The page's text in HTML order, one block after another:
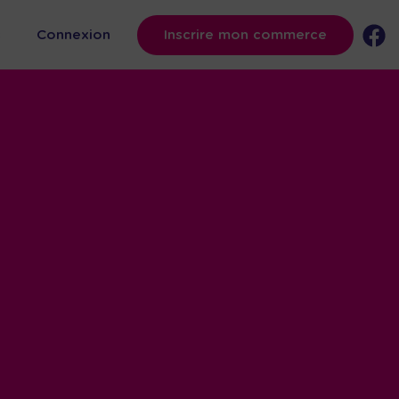
Connexion Inscrire mon commerce